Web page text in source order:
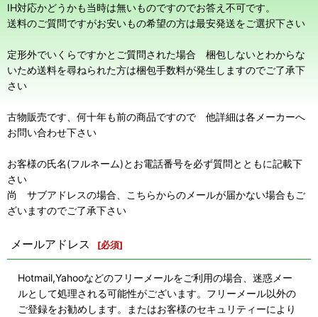
IH対応かどうかも当時は無いものですのでお答え不可です。
送料のご質問ですがお安いもの希望の方は最安発送をご選択下さい
定形外でいくらですかとご質問された場合 梱包しないとわからな
いため送料を尋ねられた方は梱包手数料が発生しますのでご了承下
さい
古物販売です、何十年も前の商品ですので 他詳細は各メーカーへ
お問い合わせ下さい
お客様の氏名(フルネーム)とお電話番号を必ず質問とともに記載下
さい
尚 サブアドレスの場合、こちらからのメールが届かない場合もご
ざいますのでご了承下さい
メールアドレス [必須]
Hotmail,Yahooなどのフリーメールをご利用の場合、迷惑メー
ルとして処理される可能性がございます。フリーメール以外の
ご登録をお勧めします。またはお客様のセキュリティーにより